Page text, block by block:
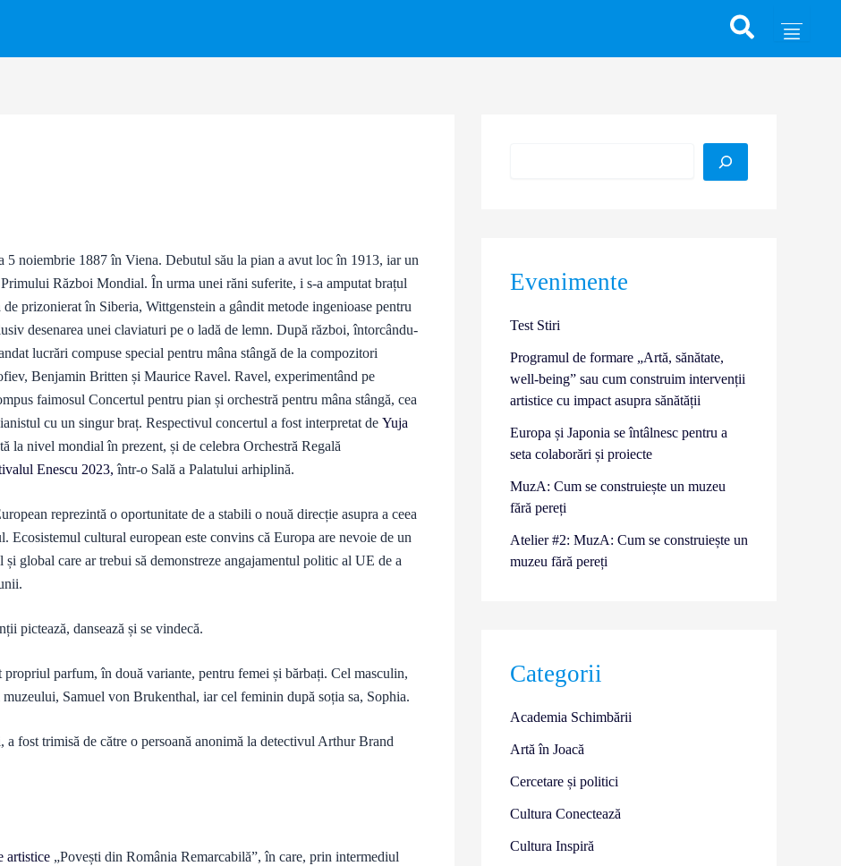
5 noiembrie 1887 în Viena. Debutul său la pian a avut loc în 1913, iar un
Război Mondial. În urma unei răni suferite, i s-a amputat brațul
prizonierat în Siberia, Wittgenstein a gândit metode ingenioase pentru
desenarea unei claviaturi pe o ladă de lemn. După război, întorcându-
lucrări compuse special pentru mâna stângă de la compozitori
Benjamin Britten și Maurice Ravel. Ravel, experimentând pe
faimosul Concertul pentru pian și orchestră pentru mâna stângă, cea
cu un singur braț. Respectivul concertul a fost interpretat de Yuja
la nivel mondial în prezent, și de celebra Orchestră Regală
Enescu 2023, într-o Sală a Palatului arhiplină.
reprezintă o oportunitate de a stabili o nouă direcție asupra a ceea
Ecosistemul cultural european este convins că Europa are nevoie de un
global care ar trebui să demonstreze angajamentul politic al UE de a
pictează, dansează și se vindecă.
propriul parfum, în două variante, pentru femei și bărbați. Cel masculin,
Samuel von Brukenthal, iar cel feminin după soția sa, Sophia.
fost trimisă de către o persoană anonimă la detectivul Arthur Brand
artistice „Povești din România Remarcabilă”, în care, prin intermediul
Evenimente
Test Stiri
Programul de formare „Artă, sănătate,
well-being” sau cum construim intervenții
artistice cu impact asupra sănătății
Europa și Japonia se întâlnesc pentru a
seta colaborări și proiecte
MuzA: Cum se construiește un muzeu
fără pereți
Atelier #2: MuzA: Cum se construiește un
muzeu fără pereți
Categorii
Academia Schimbării
Artă în Joacă
Cercetare și politici
Cultura Conectează
Cultura Inspiră